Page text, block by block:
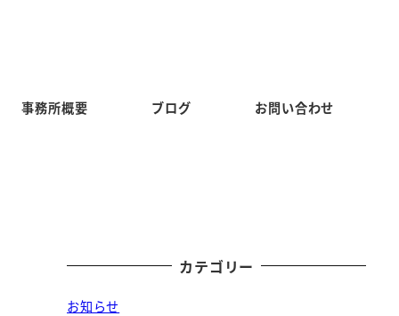
事務所概要 ブログ お問い合わせ
カテゴリー
お知らせ